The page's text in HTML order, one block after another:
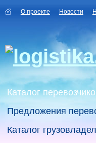
О проекте Новости
Каталог
Предложения
Каталог